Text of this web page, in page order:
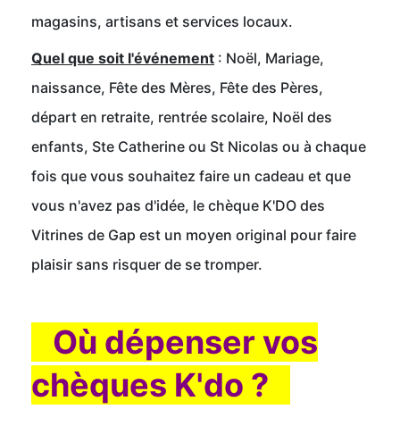
magasins, artisans et services locaux.
Quel que soit l'événement : Noël, Mariage,
naissance, Fête des Mères, Fête des Pères,
départ en retraite, rentrée scolaire, Noël des
enfants, Ste Catherine ou St Nicolas ou à chaque
fois que vous souhaitez faire un cadeau et que
vous n'avez pas d'idée, le chèque K'DO des
Vitrines de Gap est un moyen original pour faire
plaisir sans risquer de se tromper.
Où dépenser vos
chèques K'do ?